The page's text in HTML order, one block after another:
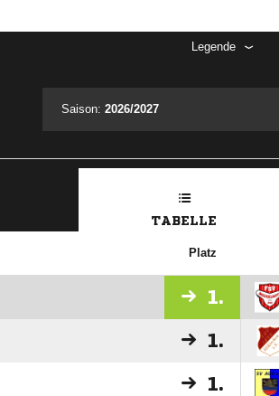
Legende
Saison: 2026/2027
TABELLE
Platz
1.
1.
1.